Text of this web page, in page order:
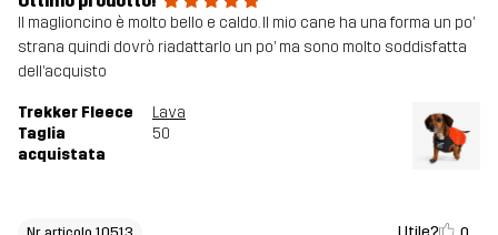
Il maglioncino è molto bello e caldo. Il mio cane ha una forma un po’
strana quindi dovrò riadattarlo un po’ ma sono molto soddisfatta
dell’acquisto
Trekker Fleece
Lava
Taglia
acquistata
50